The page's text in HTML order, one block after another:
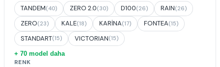
TANDEM(40) ZERO 2.0(30) D100(26) RAIN(26)
ZERO(23) KALE(18) KARİNA(17) FONTEA(15)
STANDART(15) VICTORIAN(15)
+ 70 model daha
RENK